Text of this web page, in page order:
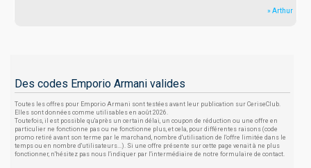
» Arthur
Des codes Emporio Armani valides
Toutes les offres pour Emporio Armani sont testées avant leur publication sur CeriseClub.
Elles sont données comme utilisables en août 2026.
Toutefois, il est possible qu'après un certain délai, un coupon de réduction ou une offre en
particulier ne fonctionne pas ou ne fonctionne plus, et cela, pour différentes raisons (code
promo retiré avant son terme par le marchand, nombre d'utilisation de l'offre limitée dans le
temps ou en nombre d'utilisateurs...). Si une offre présente sur cette page venait à ne plus
fonctionner, n'hésitez pas nous l'indiquer par l'intermédiaire de notre formulaire de contact.